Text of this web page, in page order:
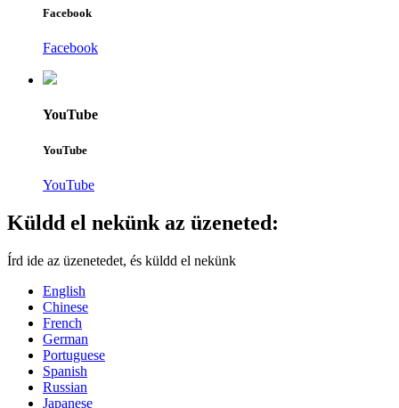
Facebook
Facebook
YouTube
YouTube
YouTube
Küldd el nekünk az üzeneted:
Írd ide az üzenetedet, és küldd el nekünk
English
Chinese
French
German
Portuguese
Spanish
Russian
Japanese